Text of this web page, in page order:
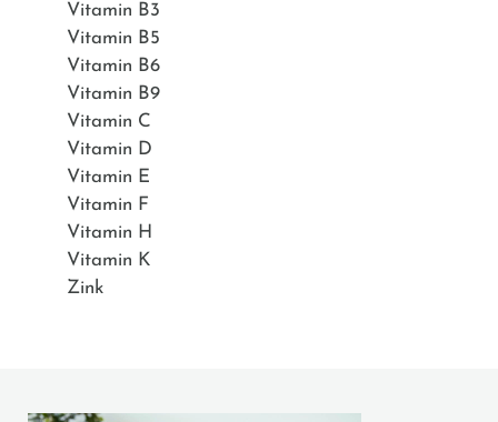
Vitamin B3
Vitamin B5
Vitamin B6
Vitamin B9
Vitamin C
Vitamin D
Vitamin E
Vitamin F
Vitamin H
Vitamin K
Zink